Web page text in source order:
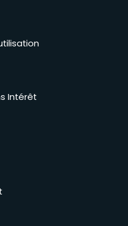
Intérêt